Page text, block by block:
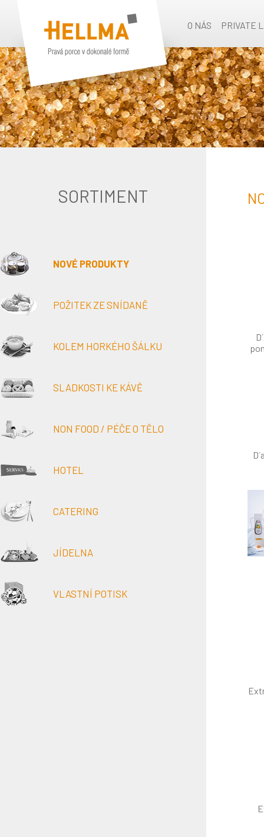
O NÁS PRIVATE
SORTIMENT
NOVÉ PRODUKTY
POŽITEK ZE SNÍDANĚ
KOLEM HORKÉHO ŠÁLKU
SLADKOSTI KE KÁVĚ
NON FOOD / PÉČE O TĚLO
HOTEL
CATERING
JÍDELNA
VLASTNÍ POTISK